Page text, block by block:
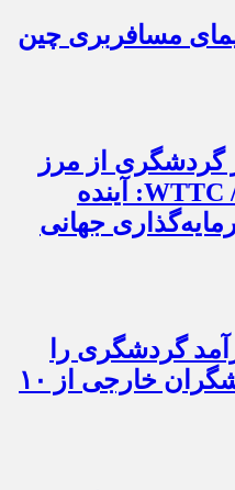
مسافربری چین
گردشگری از مرز
یک تریلیون دلار گذشت/ WTTC: آینده
جهانی
گردشگری را
شکست/ هزینه‌کرد گردشگران خارجی از ۱۰